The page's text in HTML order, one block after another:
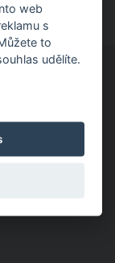
web
s
to
udělíte.